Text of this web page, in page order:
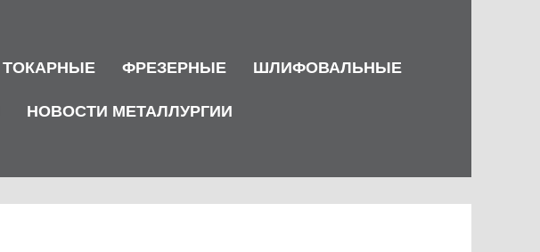
ТОКАРНЫЕ ФРЕЗЕРНЫЕ ШЛИФОВАЛЬНЫЕ
НОВОСТИ МЕТАЛЛУРГИИ